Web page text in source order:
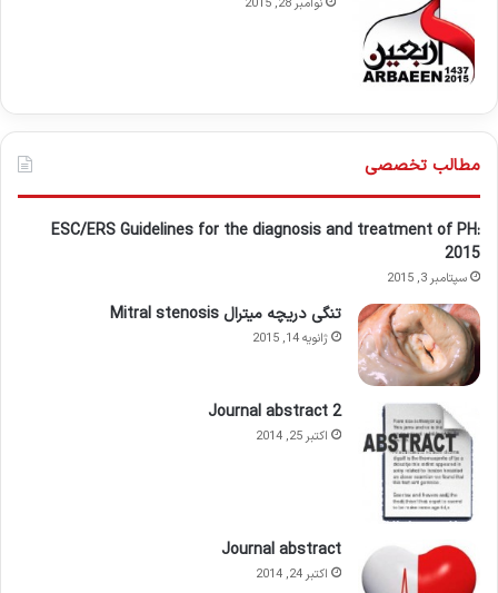
نوامبر 28, 2015
مطالب تخصصی
ESC/ERS Guidelines for the diagnosis and treatment of PH:
2015
سپتامبر 3, 2015
تنگی دریچه میترال Mitral stenosis
ژانویه 14, 2015
Journal abstract 2
اکتبر 25, 2014
Journal abstract
اکتبر 24, 2014